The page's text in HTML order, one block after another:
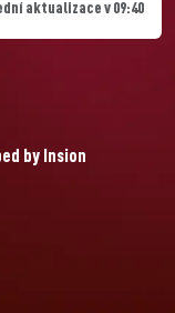
aktualizace v 09:40
by Insion